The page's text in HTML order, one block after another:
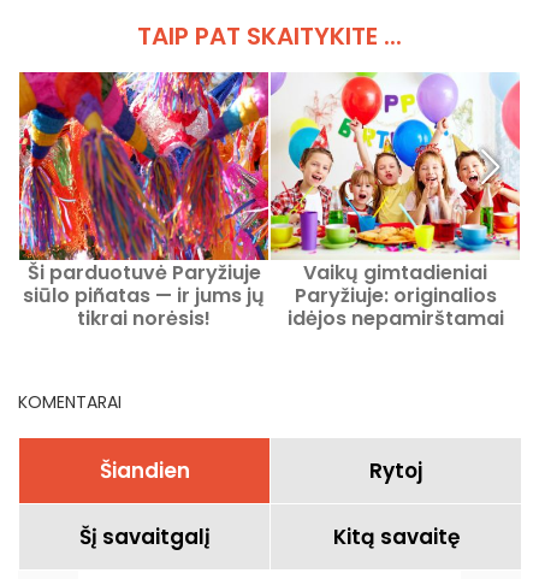
TAIP PAT SKAITYKITE ...
Ši parduotuvė Paryžiuje
siūlo piñatas — ir jums jų
tikrai norėsis!
Vaikų gimtadieniai
Paryžiuje: originalios
idėjos nepamirštamai
KOMENTARAI
Šiandien Rytoj
Šį savaitgalį Kitą savaitę